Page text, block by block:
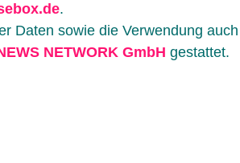
.
Daten sowie die Verwendung
NETWORK GmbH gestattet.